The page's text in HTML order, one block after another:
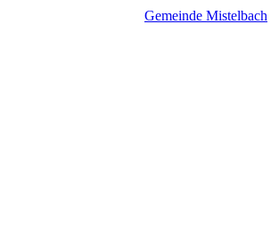
Gemeinde Mistelbach